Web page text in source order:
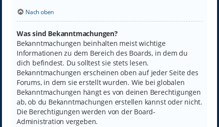
Nach oben
Was sind Bekanntmachungen?
Bekanntmachungen beinhalten meist wichtige
Informationen zu dem Bereich des Boards, in dem du
dich befindest. Du solltest sie stets lesen.
Bekanntmachungen erscheinen oben auf jeder Seite des
Forums, in dem sie erstellt wurden. Wie bei globalen
Bekanntmachungen hängt es von deinen Berechtigungen
ab, ob du Bekanntmachungen erstellen kannst oder nicht.
Die Berechtigungen werden von der Board-
Administration vergeben.